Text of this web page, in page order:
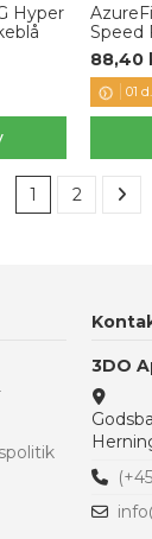
Hyper
Speed
88,40
01 d.
1 2
3DO